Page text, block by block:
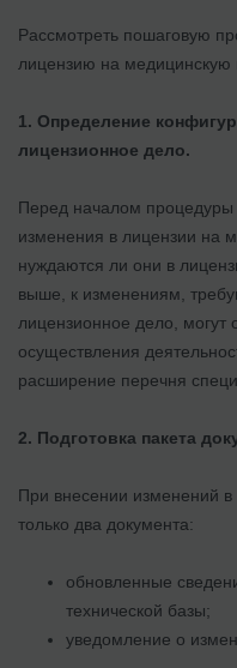
Рассмотреть пошаговую
лицензию на медицинскую
1. Определение
лицензионное дело.
Перед началом процедуры
изменения в лицензии на
нуждаются ли они в
выше, к изменениям,
лицензионное дело, могут
осуществления
расширение перечня
2. Подготовка пакета
При внесении изменений
только два документа:
обновленные
технической базы;
уведомление о